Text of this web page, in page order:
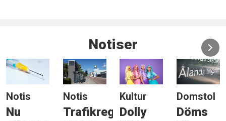
Notiser
Notis
Nu
Notis
Trafikreglering
Kultur
Dolly
Domstol
Döms